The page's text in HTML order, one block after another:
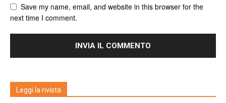
Save my name, email, and website in this browser for the
next time I comment.
Leggi la rivista